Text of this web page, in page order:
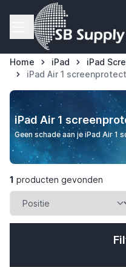
Ga naar de inhoud
Home iPad
iPad
iPad Air 1
iPad Air 1
Geen schade aan je iPad Air 1
1 producten gevonden